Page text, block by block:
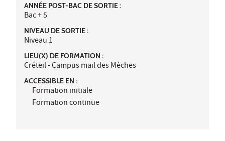
ANNÉE POST-BAC DE SORTIE :
Bac + 5
NIVEAU DE SORTIE :
Niveau 1
LIEU(X) DE FORMATION :
Créteil - Campus mail des Mèches
ACCESSIBLE EN :
Formation initiale
Formation continue